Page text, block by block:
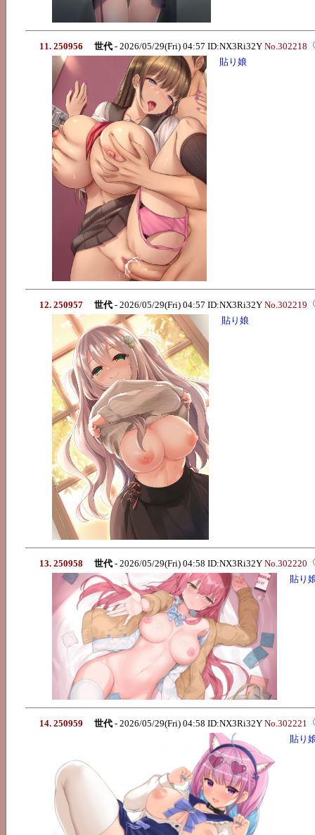
11. 250956 世代 - 2026/05/29(Fri) 04:57 ID:NX3Ri32Y No.302218
貼り娘
12. 250957 世代 - 2026/05/29(Fri) 04:57 ID:NX3Ri32Y No.302219
貼り娘
13. 250958 世代 - 2026/05/29(Fri) 04:58 ID:NX3Ri32Y No.302220
貼り
14. 250959 世代 - 2026/05/29(Fri) 04:58 ID:NX3Ri32Y No.302221
貼り